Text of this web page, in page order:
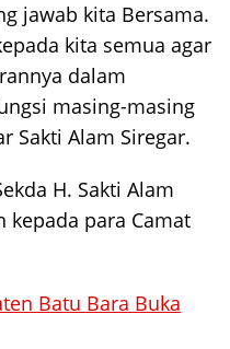
jawab kita Bersama.
kita semua agar
dalam
masing-masing
Sakti Alam Siregar.
H. Sakti Alam
kepada para Camat
Batu Bara Buka